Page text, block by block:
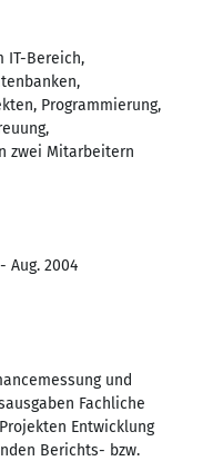
IT-Bereich,
Programmierung,
zwei Mitarbeitern
Aug. 2004
und
Fachliche
Entwicklung
Berichts- bzw.